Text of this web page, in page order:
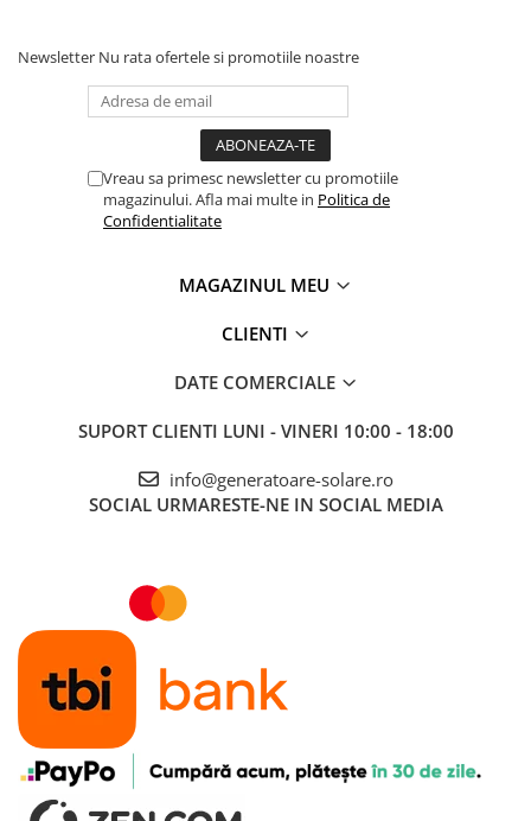
Newsletter Nu rata ofertele si promotiile noastre
Vreau sa primesc newsletter cu promotiile
magazinului. Afla mai multe in Politica de
Confidentialitate
MAGAZINUL MEU
CLIENTI
DATE COMERCIALE
SUPORT CLIENTI LUNI - VINERI 10:00 - 18:00
info@generatoare-solare.ro
SOCIAL URMARESTE-NE IN SOCIAL MEDIA